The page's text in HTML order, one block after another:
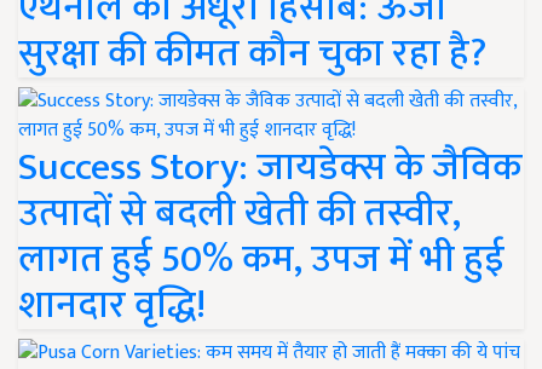
सुरक्षा की कीमत कौन चुका रहा है?
Success Story: जायडेक्स के जैविक
उत्पादों से बदली खेती की तस्वीर,
लागत हुई 50% कम, उपज में भी हुई
शानदार वृद्धि!